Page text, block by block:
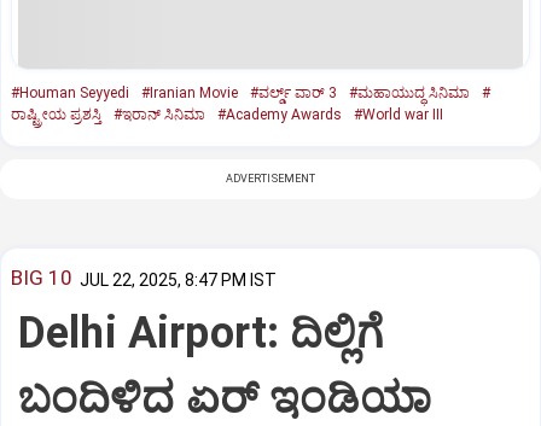
#Houman Seyyedi #Iranian Movie #ವರ್ಲ್ಡ್‌ ವಾರ್‌ 3 #ಮಹಾಯುದ್ಧ ಸಿನಿಮಾ
#
ರಾಷ್ಟ್ರೀಯ ಪ್ರಶಸ್ತಿ
#ಇರಾನ್ ಸಿನಿಮಾ #Academy Awards #World war III
ADVERTISEMENT
BIG 10 JUL 22, 2025, 8:47 PM IST
Delhi Airport: ದಿಲ್ಲಿಗೆ
ಬಂದಿಳಿದ ಏರ್‌ ಇಂಡಿಯಾ